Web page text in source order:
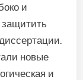
и
защитить
новые
и